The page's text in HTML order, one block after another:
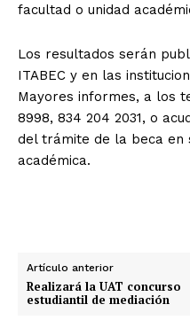
facultad o unidad
Los resultados serán
ITABEC y en las
Mayores informes, a los
8998, 834 204 2031, o
del trámite de la beca en
académica.
Artículo anterior
Realizará la UAT concurso
estudiantil de mediación